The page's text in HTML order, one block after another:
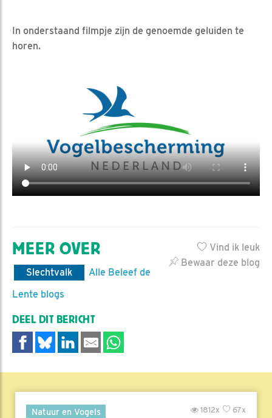
In onderstaand filmpje zijn de genoemde geluiden te
horen.
Vind ik leuk
Bewaar deze blog
MEER OVER
Slechtvalk
Alle Beleef de
Lente blogs
DEEL DIT BERICHT
Natuur en Vogels 67x
1812x